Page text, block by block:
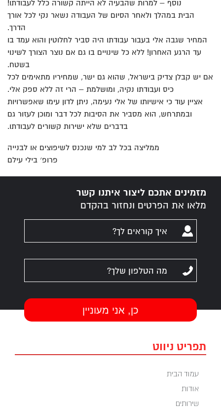
נוסף – למרות שהבעיה לא הייתה קשורה כלל לעבודתו!
הבית במהלך ולאחר הסיום של העבודה נשאר נקי לכל אורך
הדרך.
המחיר שגבה אלי בעבור עבודתו היה סביר לחלוטין והוא עמד בו
עד הרגע האחרון! ללא כל שינויים בו גם אם נוצר הצורך לשינוי
בשטח.
אם יש קבלן צדיק בישראל, שהוא גם ישר, שמחיריו מתאימים לכל
כיס ועבודתו נקיה, ומושלמת – הרי זה ללא ספק אלי.
אציין עוד כי אישיותו של אלי נעימה, ניתן לדון עימו שאפשרויות
ובמתרחש, הוא מסביר את הסיבות לכל דבר ומוכן לעזור גם
בדברים שלא ישירות קשורים לעבודתו.
ממליצה בכל לב למי שנכנס לשיפוצים או לבנייה
פרופ׳ בילי עילם
מזמינים אתכם ליצור איתנו קשר
מלאו את הפרטים ונחזור בהקדם
תפריט ניווט
עמוד הבית
אודות
שירותים